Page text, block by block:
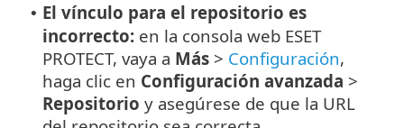
• El vínculo para el repositorio es
incorrecto: en la consola web ESET
PROTECT, vaya a Más > Configuración,
haga clic en Configuración avanzada >
Repositorio y asegúrese de que la URL